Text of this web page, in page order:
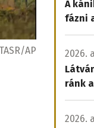
AP
A
fázni
2026.
ránk
2026.